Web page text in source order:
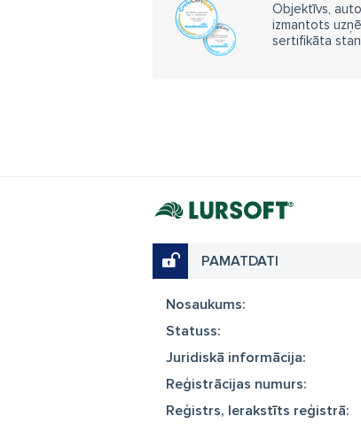
Objektīvs,
izmantots
sertifikāta
PAMATDATI
Nosaukums:
Statuss:
Juridiskā informācija:
Reģistrācijas numurs:
Reģistrs, Ierakstīts reģistrā: